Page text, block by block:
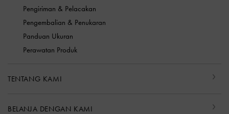
Pengiriman & Pelacakan
Pengembalian & Penukaran
Panduan Ukuran
Perawatan Produk
TENTANG KAMI
BELANJA DENGAN KAMI